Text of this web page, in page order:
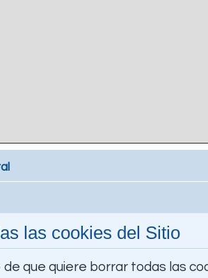
las cookies del Sitio
de que quiere borrar todas las